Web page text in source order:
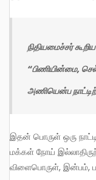
நிதியமைச்சர்
“பிணியின்மை,
அணியென்ப
இதன் பொருள் ஒரு நாட்டிற்கு அழகு சேர்க்கும் ஐந்து என்னவென்றால்,
மக்கள் நோய்
விளைபொருள், இன்பம்,